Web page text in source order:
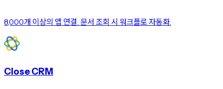
8,000개 이상의 앱 연결. 문서 조회 시 워크플로 자동화.
Close CRM